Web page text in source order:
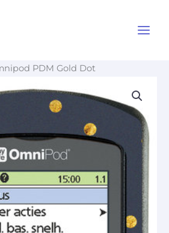
PDM Gold Dot